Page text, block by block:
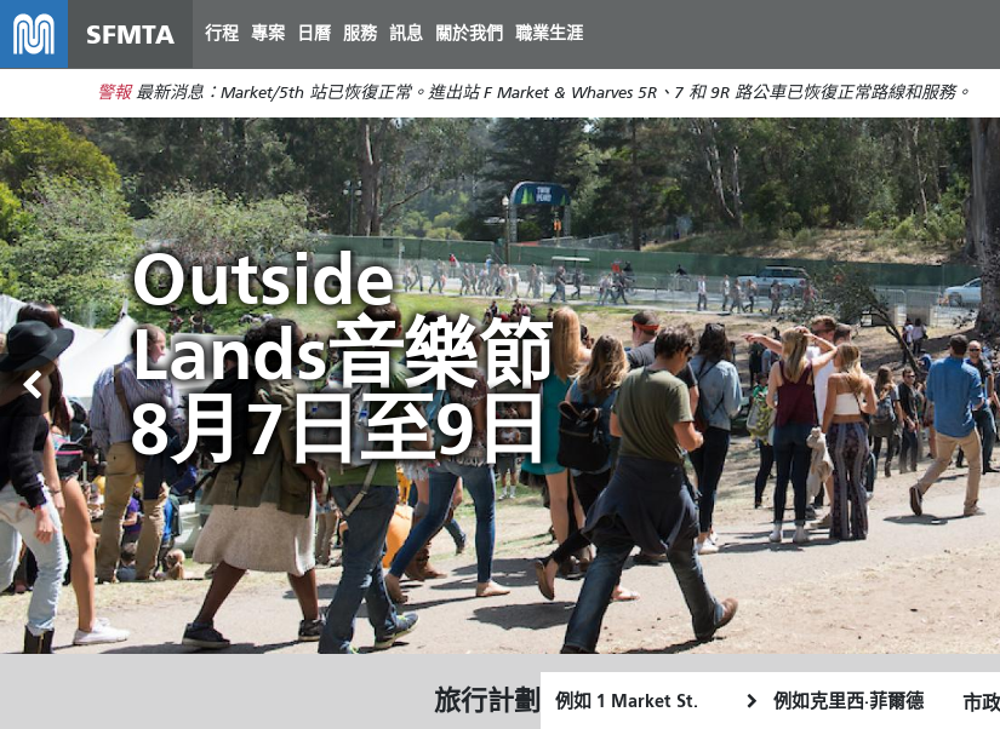
主
要
內
容
SFMTA 行程 專案 日曆 服務 訊息 關於我們 職業生涯
警報 最新消息：Market/5th 站已恢復正常。進出站 F Market & Wharves 5R、7 和 9R 路公車已恢復正常路線和服務。
Outside
Lands音樂節
8月7日至9日
舊金山公共
交通服務調
整將於8月29
日開始
讓 Muni 帶您
暢遊夏日
彌合預算缺
口，拯救市
政交通
旅行計劃
起
始
終
點
我